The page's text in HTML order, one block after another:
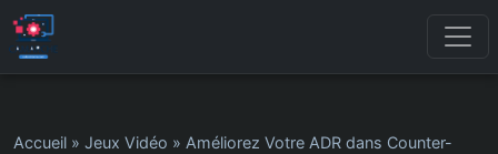
Accueil » Jeux Vidéo » Améliorez Votre ADR dans Counter-